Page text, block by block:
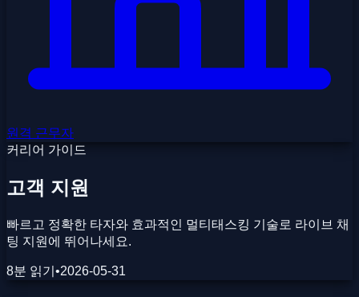
원격 근무자
커리어 가이드
고객 지원
빠르고 정확한 타자와 효과적인 멀티태스킹 기술로 라이브 채
팅 지원에 뛰어나세요.
8분 읽기 •2026-05-31